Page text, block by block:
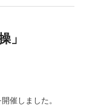
」
催しました。